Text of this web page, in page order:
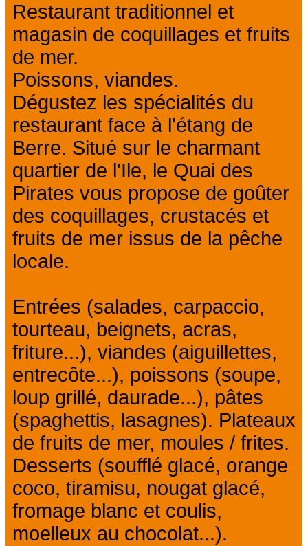
Restaurant traditionnel et
magasin de coquillages et fruits
de mer.
Poissons, viandes.
Dégustez les spécialités du
restaurant face à l'étang de
Berre. Situé sur le charmant
quartier de l'Ile, le Quai des
Pirates vous propose de goûter
des coquillages, crustacés et
fruits de mer issus de la pêche
locale.
Entrées (salades, carpaccio,
tourteau, beignets, acras,
friture...), viandes (aiguillettes,
entrecôte...), poissons (soupe,
loup grillé, daurade...), pâtes
(spaghettis, lasagnes). Plateaux
de fruits de mer, moules / frites.
Desserts (soufflé glacé, orange
coco, tiramisu, nougat glacé,
fromage blanc et coulis,
moelleux au chocolat...).